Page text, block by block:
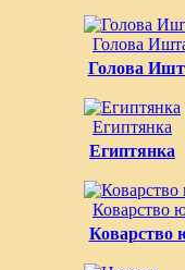
Голова
Голова
Египтянка
Египтянка
Коварство
Коварство